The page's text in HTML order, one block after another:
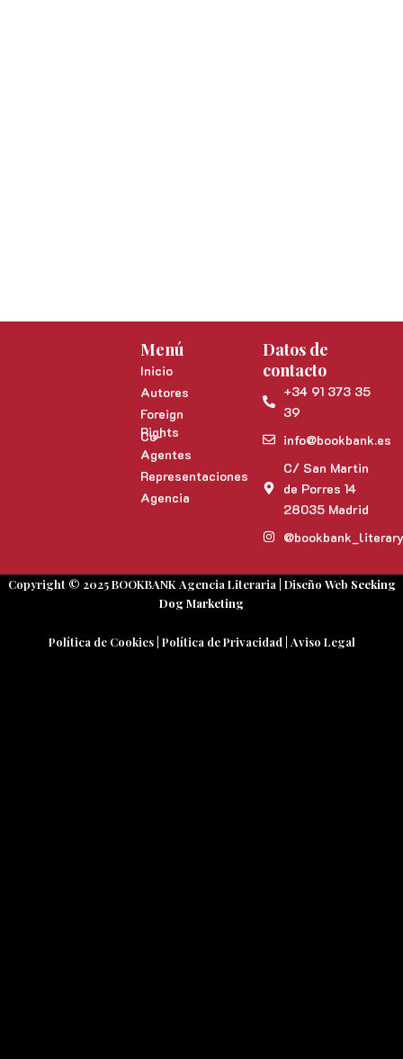
Menú
Inicio
Autores
Foreign
Rights
Co-
Agentes
Representaciones
Agencia
Datos de
contacto
+34 91 373 35
39
info@bookbank.es
C/ San Martin
de Porres 14
28035 Madrid
Copyright © 2025 BOOKBANK Agencia Literaria | Diseño Web Seeking
Dog Marketing
Política de Cookies| Política de Privacidad Aviso Legal